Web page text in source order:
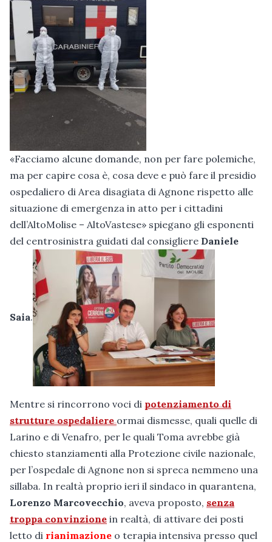
«Facciamo alcune domande, non per fare polemiche,
ma per capire cosa è, cosa deve e può fare il presidio
ospedaliero di Area disagiata di Agnone rispetto alle
situazione di emergenza in atto per i cittadini
dell’AltoMolise – AltoVastese» spiegano gli esponenti
del centrosinistra guidati dal consigliere Daniele
Saia.
Mentre si rincorrono voci di potenziamento di
strutture ospedaliereormai dismesse, quali quelle di
Larino e di Venafro, per le quali Toma avrebbe già
chiesto stanziamenti alla Protezione civile nazionale,
per l’ospedale di Agnone non si spreca nemmeno una
sillaba. In realtà proprio ieri il sindaco in quarantena,
Lorenzo Marcovecchio, aveva proposto, senza
troppa convinzione in realtà, di attivare dei posti
letto di rianimazione o terapia intensiva presso quel